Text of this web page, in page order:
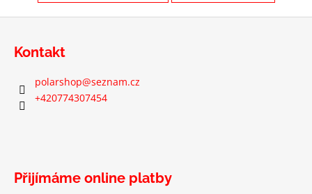
Kontakt
polarshop@seznam.cz
+420774307454
Přijímáme online platby